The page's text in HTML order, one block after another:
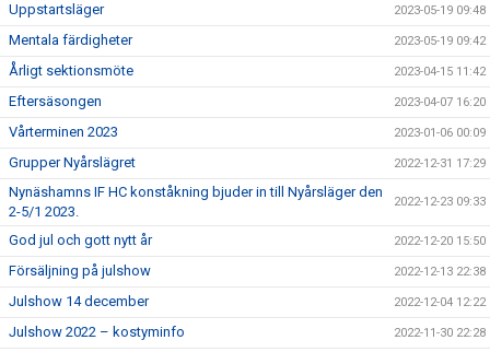
Uppstartsläger 2023-05-19 09:48
Mentala färdigheter 2023-05-19 09:42
Årligt sektionsmöte 2023-04-15 11:42
Eftersäsongen 2023-04-07 16:20
Vårterminen 2023 2023-01-06 00:09
Grupper Nyårslägret 2022-12-31 17:29
Nynäshamns IF HC konståkning bjuder in till Nyårsläger den
2-5/1 2023.
2022-12-23 09:33
God jul och gott nytt år 2022-12-20 15:50
Försäljning på julshow 2022-12-13 22:38
Julshow 14 december 2022-12-04 12:22
Julshow 2022 – kostyminfo 2022-11-30 22:28